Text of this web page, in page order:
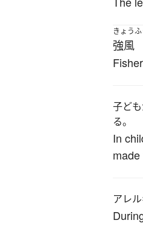
きょうふ
強風
子ど
る。
In
アレ